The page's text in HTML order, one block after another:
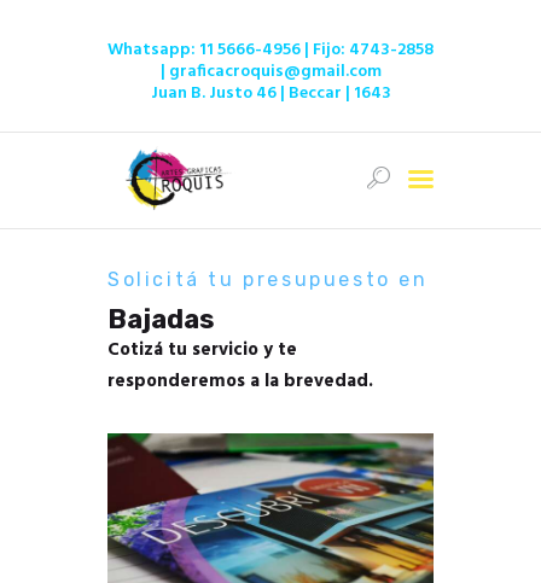
Whatsapp: 11 5666-4956| Fijo: 4743-2858
| graficacroquis@gmail.com
Juan B. Justo 46 | Beccar | 1643
Inicio
Ofertas
Servicios
Institucional
Contacto
Solicitá tu presupuesto en
Bajadas
Cotizá tu servicio y te
responderemos a la brevedad.